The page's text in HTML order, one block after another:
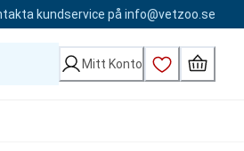
kundservice på info@vetzoo.se
Mitt Konto